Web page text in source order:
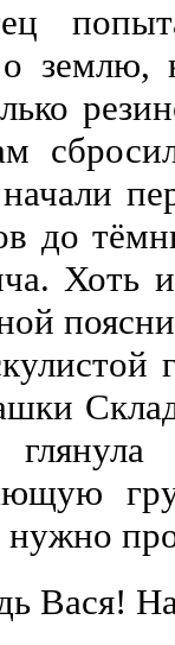
землю,
до
Хоть
Вася!